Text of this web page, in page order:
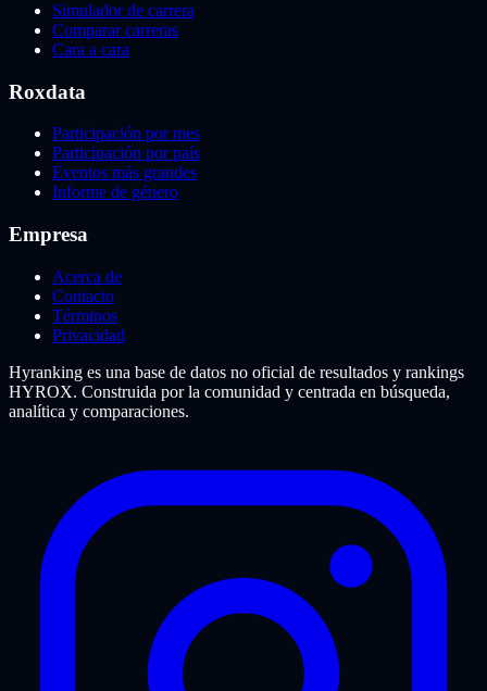
Simulador de carrera
Comparar carreras
Cara a cara
Roxdata
Participación por mes
Participación por país
Eventos más grandes
Informe de género
Empresa
Acerca de
Contacto
Términos
Privacidad
Hyranking es una base de datos no oficial de resultados y rankings
HYROX. Construida por la comunidad y centrada en búsqueda,
analítica y comparaciones.